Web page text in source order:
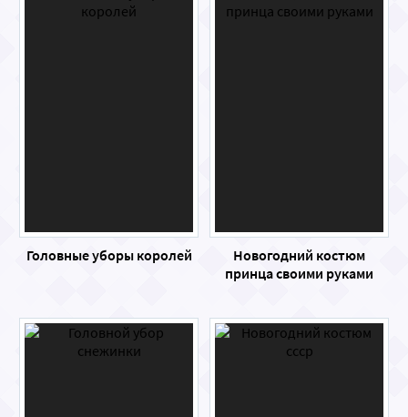
Головные уборы королей
Новогодний костюм
принца своими руками